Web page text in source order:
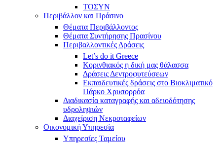
ΤΟΣΥΝ
Περιβάλλον και Πράσινο
Θέματα Περιβάλλοντος
Θέματα Συντήρησης Πρασίνου
Περιβαλλοντικές Δράσεις
Let’s do it Greece
Kορινθιακός η δική μας θάλασσα
Δράσεις Δεντροφυτεύσεων
Εκπαιδευτικές δράσεις στο Βιοκλιματικό
Πάρκο Χρυσορρόα
Διαδικασία καταγραφής και αδειοδότησης
υδροληψιών
Διαχείριση Νεκροταφείων
Οικονομική Υπηρεσία
Υπηρεσίες Ταμείου